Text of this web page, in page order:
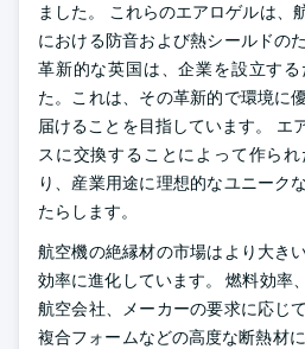
ました。 これらのエアロゲルは、
における防音および熱シールドの
革新的な英国は、企業を設立す
た。これは、その革新的で環境に
届けることを目指しています。 エ
スに交換することによって作ら
り、産業用途に理想的なユニーク
たらします。
航空機の絶縁材の市場はより大き
効率に進化しています。 燃料効率
航空会社、メーカーの要求に応じ
複合フォームなどの高度な断熱材